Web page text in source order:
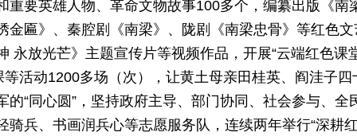
重要英雄人物、革命文物故事100多个，编纂出版《
金匾》、秦腔剧《南梁》、陇剧《南梁忠骨》等红色
永放光芒》主题宣传片等视频作品，开展“云端红色课
等活动1200多场（次），让黄土母亲田桂英、阎洼子四
的“同心圆”，坚持政府主导、部门协同、社会参与、全
兵、书画润兵心等志愿服务队，连续两年举行“深耕